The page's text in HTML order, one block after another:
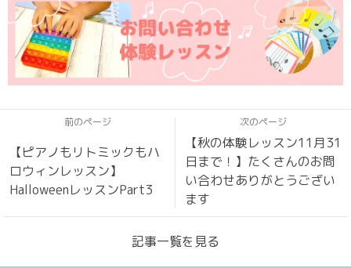
前のページ
【ピアノもリトミックもハ
ロウィンレッスン】
HalloweenレッスンPart3
次のページ
【秋の体験レッスン11月31
日まで！】たくさんのお問
い合わせありがとうござい
ます
記事一覧を見る